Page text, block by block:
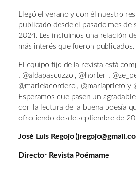
Llegó el verano y con él nuestro
publicado desde el pasado mes de
2024. Les incluimos una relación
más interés que fueron publicados.
El equipo fijo de la revista está
, @aldapascuzzo , @horten ,
@marielacordero , @mariaprieto y
Esperamos que pasen un
con la lectura de la buena poesía
ofreciendo desde septiembre de
José Luis Regojo
Director Revista Poémame